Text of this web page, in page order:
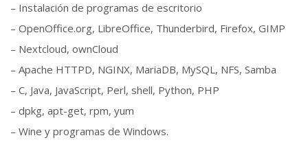
– Instalación de programas de escritorio
– OpenOffice.org, LibreOffice, Thunderbird, Firefox, GIMP
– Nextcloud, ownCloud
– Apache HTTPD, NGINX, MariaDB, MySQL, NFS, Samba
– C, Java, JavaScript, Perl, shell, Python, PHP
– dpkg, apt-get, rpm, yum
– Wine y programas de Windows.